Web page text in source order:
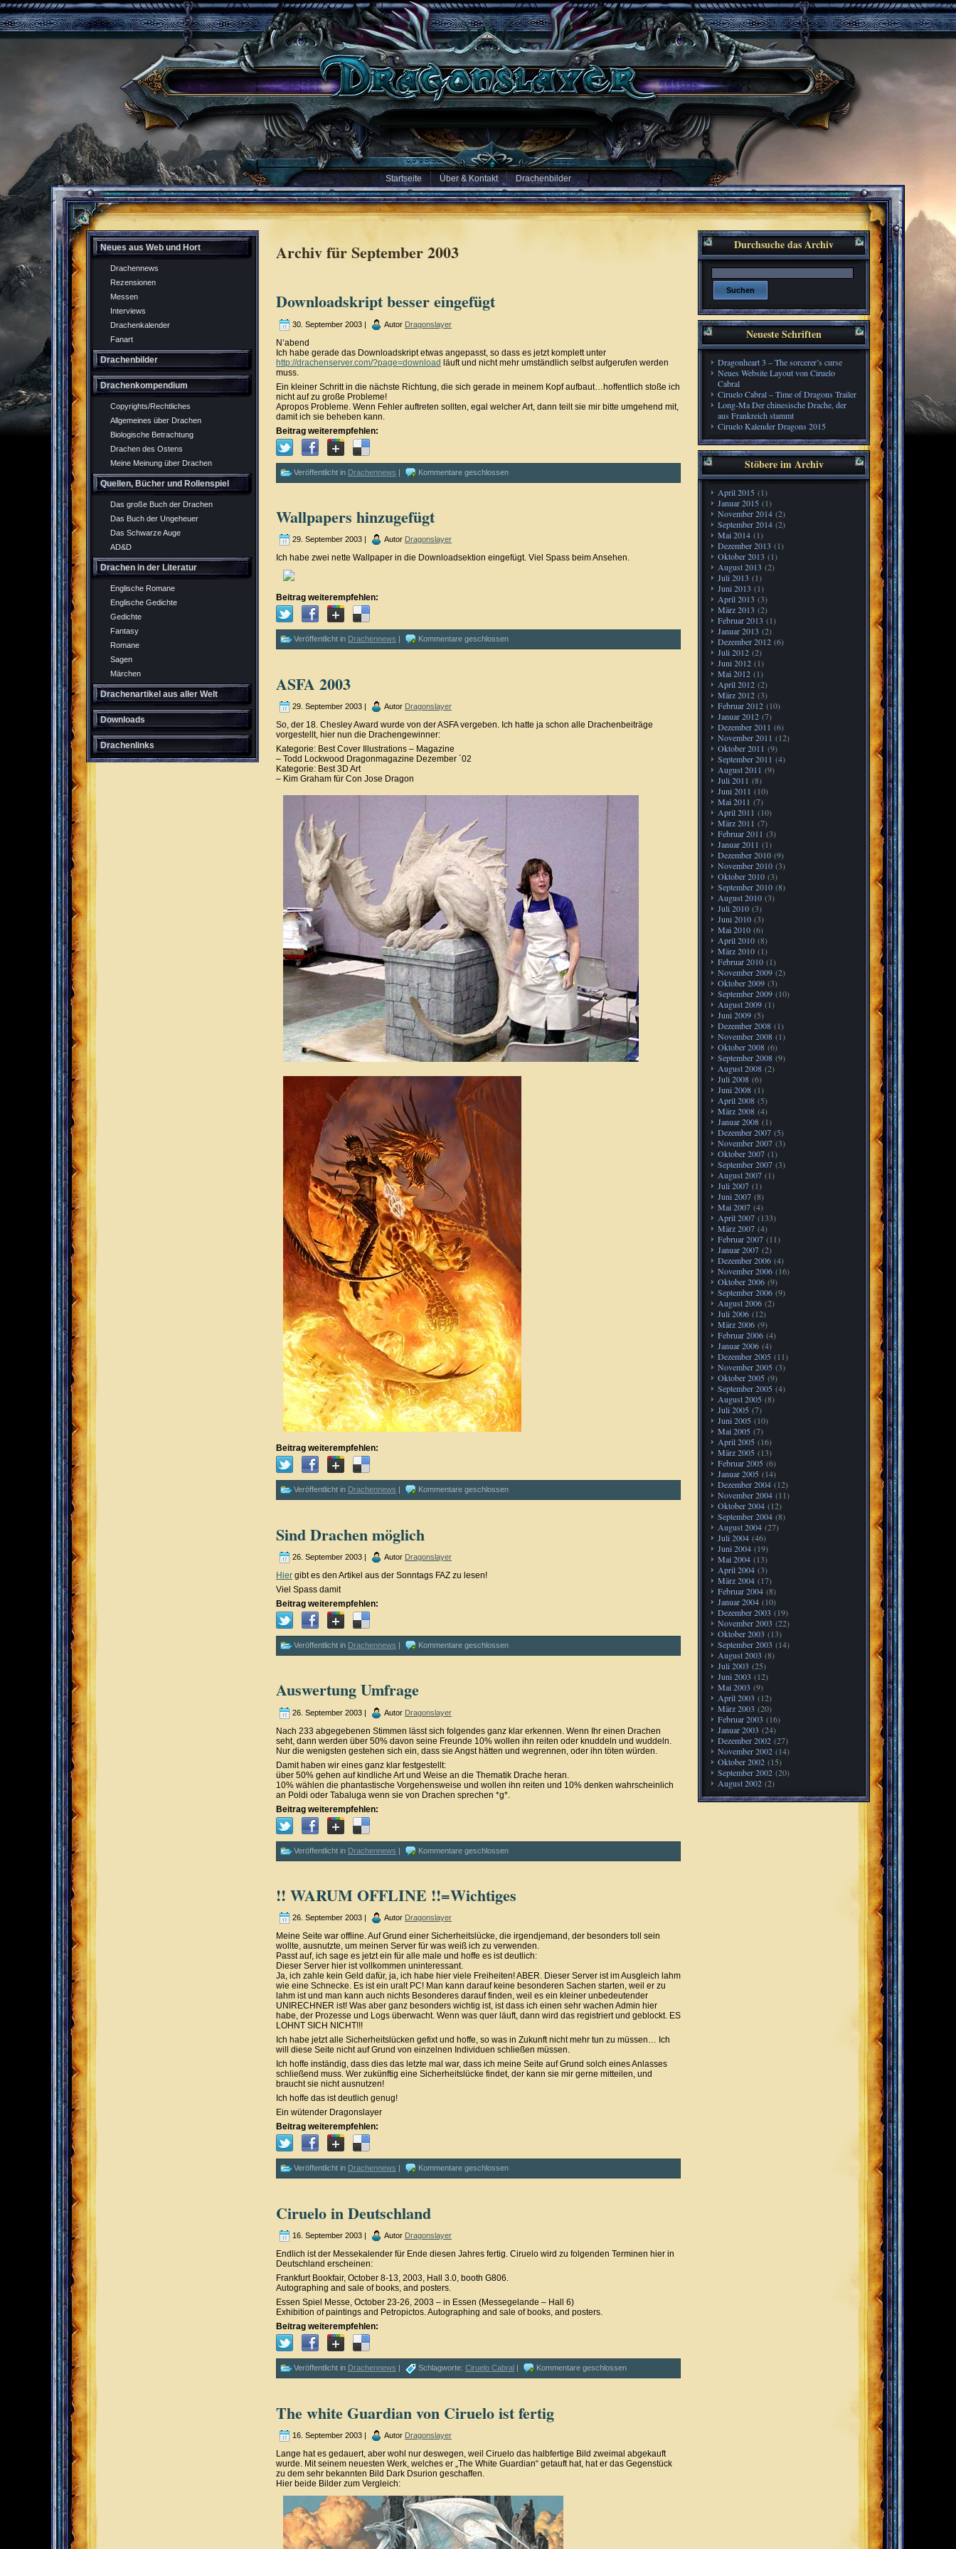
Startseite Über & Kontakt Drachenbilder
Neues aus Web und Hort
Drachennews
Rezensionen
Messen
Interviews
Drachenkalender
Fanart
Drachenbilder
Drachenkompendium
Copyrights/Rechtliches
Allgemeines über Drachen
Biologische Betrachtung
Drachen des Ostens
Meine Meinung über Drachen
Quellen, Bücher und Rollenspiel
Das große Buch der Drachen
Das Buch der Ungeheuer
Das Schwarze Auge
AD&D
Drachen in der Literatur
Englische Romane
Englische Gedichte
Gedichte
Fantasy
Romane
Sagen
Märchen
Drachenartikel aus aller Welt
Downloads
Drachenlinks
Archiv für September 2003
Downloadskript besser eingefügt
30. September 2003 | Autor Dragonslayer
N’abend
Ich habe gerade das Downloadskript etwas angepasst, so dass es jetzt komplett unter
http://drachenserver.com/?page=download läuft und nicht mehr umständlich selbst aufgerufen werden
muss.
Ein kleiner Schritt in die nächste Richtung, die sich gerade in meinem Kopf aufbaut…hoffentlich stoße ich
nicht auf zu große Probleme!
Apropos Probleme. Wenn Fehler auftreten sollten, egal welcher Art, dann teilt sie mir bitte umgehend mit,
damit ich sie beheben kann.
Beitrag weiterempfehlen:
Veröffentlicht in Drachennews | Kommentare geschlossen
Wallpapers hinzugefügt
29. September 2003 | Autor Dragonslayer
Ich habe zwei nette Wallpaper in die Downloadsektion eingefügt. Viel Spass beim Ansehen.
Beitrag weiterempfehlen:
Veröffentlicht in Drachennews Kommentare geschlossen
ASFA 2003
29. September 2003 | Autor Dragonslayer
So, der 18. Chesley Award wurde von der ASFA vergeben. Ich hatte ja schon alle Drachenbeiträge
vorgestellt, hier nun die Drachengewinner:
Kategorie: Best Cover Illustrations – Magazine
– Todd Lockwood Dragonmagazine Dezember ´02
Kategorie: Best 3D Art
– Kim Graham für Con Jose Dragon
Beitrag weiterempfehlen:
Veröffentlicht in Drachennews | Kommentare geschlossen
Sind Drachen möglich
26. September 2003 | Autor Dragonslayer
Hier gibt es den Artikel aus der Sonntags FAZ zu lesen!
Viel Spass damit
Beitrag weiterempfehlen:
Veröffentlicht in Drachennews | Kommentare geschlossen
Auswertung Umfrage
26. September 2003 | Autor Dragonslayer
Nach 233 abgegebenen Stimmen lässt sich folgendes ganz klar erkennen. Wenn Ihr einen Drachen
seht, dann werden über 50% davon seine Freunde 10% wollen ihn reiten oder knuddeln und wuddeln.
Nur die wenigsten gestehen sich ein, dass sie Angst hätten und wegrennen, oder ihn töten würden.
Damit haben wir eines ganz klar festgestellt:
über 50% gehen auf kindliche Art und Weise an die Thematik Drache heran.
10% wählen die phantastische Vorgehensweise und wollen ihn reiten und 10% denken wahrscheinlich
an Poldi oder Tabaluga wenn sie von Drachen sprechen *g*.
Beitrag weiterempfehlen:
Veröffentlicht in Drachennews | Kommentare geschlossen
!! WARUM OFFLINE !!=Wichtiges
26. September 2003 | Autor Dragonslayer
Meine Seite war offline. Auf Grund einer Sicherheitslücke, die irgendjemand, der besonders toll sein
wollte, ausnutzte, um meinen Server für was weiß ich zu verwenden.
Passt auf, ich sage es jetzt ein für alle male und hoffe es ist deutlich:
Dieser Server hier ist vollkommen uninteressant.
Ja, ich zahle kein Geld dafür, ja, ich habe hier viele Freiheiten! ABER. Dieser Server ist im Ausgleich lahm
wie eine Schnecke. Es ist ein uralt PC! Man kann darauf keine besonderen Sachen starten, weil er zu
lahm ist und man kann auch nichts Besonderes darauf finden, weil es ein kleiner unbedeutender
UNIRECHNER ist! Was aber ganz besonders wichtig ist, ist dass ich einen sehr wachen Admin hier
habe, der Prozesse und Logs überwacht. Wenn was quer läuft, dann wird das registriert und geblockt. ES
LOHNT SICH NICHT!!!
Ich habe jetzt alle Sicherheitslücken gefixt und hoffe, so was in Zukunft nicht mehr tun zu müssen… Ich
will diese Seite nicht auf Grund von einzelnen Individuen schließen müssen.
Ich hoffe inständig, dass dies das letzte mal war, dass ich meine Seite auf Grund solch eines Anlasses
schließend muss. Wer zukünftig eine Sicherheitslücke findet, der kann sie mir gerne mitteilen, und
braucht sie nicht ausnutzen!
Ich hoffe das ist deutlich genug!
Ein wütender Dragonslayer
Beitrag weiterempfehlen:
Veröffentlicht in Drachennews Kommentare geschlossen
Ciruelo in Deutschland
16. September 2003 | Autor Dragonslayer
Endlich ist der Messekalender für Ende diesen Jahres fertig. Ciruelo wird zu folgenden Terminen hier in
Deutschland erscheinen:
Frankfurt Bookfair, October 8-13, 2003, Hall 3.0, booth G806.
Autographing and sale of books, and posters.
Essen Spiel Messe, October 23-26, 2003 – in Essen (Messegelande – Hall 6)
Exhibition of paintings and Petropictos. Autographing and sale of books, and posters.
Beitrag weiterempfehlen:
Veröffentlicht in Drachennews | Schlagworte: Ciruelo Cabral | Kommentare geschlossen
The white Guardian von Ciruelo ist fertig
16. September 2003 | Autor Dragonslayer
Lange hat es gedauert, aber wohl nur deswegen, weil Ciruelo das halbfertige Bild zweimal abgekauft
wurde. Mit seinem neuesten Werk, welches er „The White Guardian“ getauft hat, hat er das Gegenstück
zu dem sehr bekannten Bild Dark Dsurion geschaffen.
Hier beide Bilder zum Vergleich:
Durchsuche das Archiv
Neueste Schriften
Dragonheart 3 – The sorcerer’s curse
Neues Website Layout von Ciruelo
Cabral
Ciruelo Cabral – Time of Dragons Trailer
Long-Ma Der chinesische Drache, der
aus Frankreich stammt
Ciruelo Kalender Dragons 2015
Stöbere im Archiv
April 2015 (1)
Januar 2015 (1)
November 2014 (2)
September 2014 (2)
Mai 2014 (1)
Dezember 2013 (1)
Oktober 2013 (1)
August 2013 (2)
Juli 2013 (1)
Juni 2013 (1)
April 2013 (3)
März 2013 (2)
Februar 2013 (1)
Januar 2013 (2)
Dezember 2012 (6)
Juli 2012 (2)
Juni 2012 (1)
Mai 2012 (1)
April 2012 (2)
März 2012 (3)
Februar 2012 (10)
Januar 2012 (7)
Dezember 2011 (6)
November 2011 (12)
Oktober 2011 (9)
September 2011 (4)
August 2011 (9)
Juli 2011 (8)
Juni 2011 (10)
Mai 2011 (7)
April 2011 (10)
März 2011 (7)
Februar 2011 (3)
Januar 2011 (1)
Dezember 2010 (9)
November 2010 (3)
Oktober 2010 (3)
September 2010 (8)
August 2010 (3)
Juli 2010 (3)
Juni 2010 (3)
Mai 2010 (6)
April 2010 (8)
März 2010 (1)
Februar 2010 (1)
November 2009 (2)
Oktober 2009 (3)
September 2009 (10)
August 2009 (1)
Juni 2009 (5)
Dezember 2008 (1)
November 2008 (1)
Oktober 2008 (6)
September 2008 (9)
August 2008 (2)
Juli 2008 (6)
Juni 2008 (1)
April 2008 (5)
März 2008 (4)
Januar 2008 (1)
Dezember 2007 (5)
November 2007 (3)
Oktober 2007 (1)
September 2007 (3)
August 2007 (1)
Juli 2007 (1)
Juni 2007 (8)
Mai 2007 (4)
April 2007 (133)
März 2007 (4)
Februar 2007 (11)
Januar 2007 (2)
Dezember 2006 (4)
November 2006 (16)
Oktober 2006 (9)
September 2006 (9)
August 2006 (2)
Juli 2006 (12)
März 2006 (9)
Februar 2006 (4)
Januar 2006 (4)
Dezember 2005 (11)
November 2005 (3)
Oktober 2005 (9)
September 2005 (4)
August 2005 (8)
Juli 2005 (7)
Juni 2005 (10)
Mai 2005 (7)
April 2005 (16)
März 2005 (13)
Februar 2005 (6)
Januar 2005 (14)
Dezember 2004 (12)
November 2004 (11)
Oktober 2004 (12)
September 2004 (8)
August 2004 (27)
Juli 2004 (46)
Juni 2004 (19)
Mai 2004 (13)
April 2004 (3)
März 2004 (17)
Februar 2004 (8)
Januar 2004 (10)
Dezember 2003 (19)
November 2003 (22)
Oktober 2003 (13)
September 2003 (14)
August 2003 (8)
Juli 2003 (25)
Juni 2003 (12)
Mai 2003 (9)
April 2003 (12)
März 2003 (20)
Februar 2003 (16)
Januar 2003 (24)
Dezember 2002 (27)
November 2002 (14)
Oktober 2002 (15)
September 2002 (20)
August 2002 (2)